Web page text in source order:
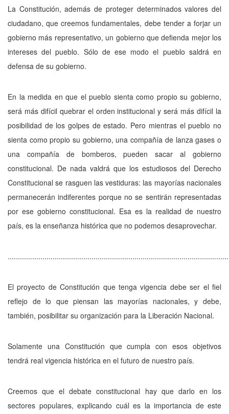
La Constitución, además de proteger determinados valores del
ciudadano, que creemos fundamentales, debe tender a forjar un
gobierno más representativo, un gobierno que defienda mejor los
intereses del pueblo. Sólo de ese modo el pueblo saldrá en
defensa de su gobierno.
En la medida en que el pueblo sienta como propio su gobierno,
será más difícil quebrar el orden institucional y será más difícil la
posibilidad de los golpes de estado. Pero mientras el pueblo no
sienta como propio su gobierno, una compañía de lanza gases o
una compañía de bomberos, pueden sacar al gobierno
constitucional. De nada valdrá que los estudiosos del Derecho
Constitucional se rasguen las vestiduras: las mayorías nacionales
permanecerán indiferentes porque no se sentirán representadas
por ese gobierno constitucional. Esa es la realidad de nuestro
país, es la enseñanza histórica que no podemos desaprovechar.
El proyecto de Constitución que tenga vigencia debe ser el fiel
reflejo de lo que piensan las mayorías nacionales, y debe,
también, posibilitar su organización para la Liberación Nacional.
Solamente una Constitución que cumpla con esos objetivos
tendrá real vigencia histórica en el futuro de nuestro país.
Creemos que el debate constitucional hay que darlo en los
sectores populares, explicando cuál es la importancia de este